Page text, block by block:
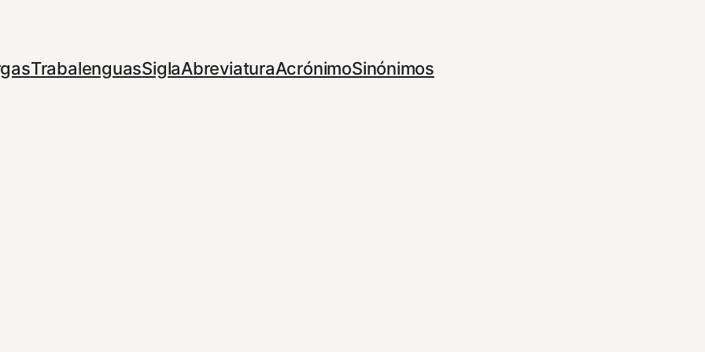
TrabalenguasSiglaAbreviaturaAcrónimoSinónimos